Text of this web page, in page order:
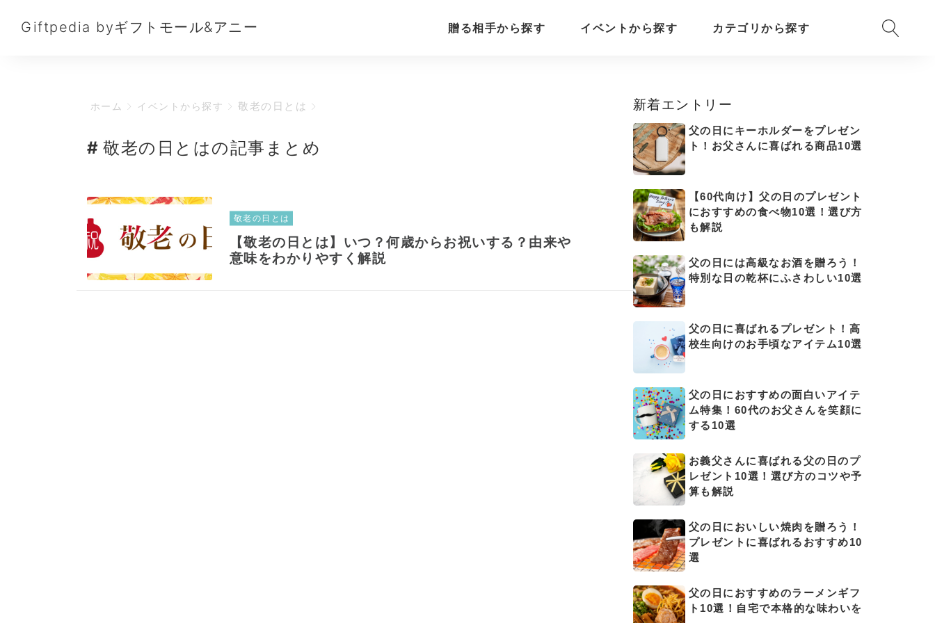
Giftpedia byギフトモール&アニー 贈る相手から探す イベントから探す カテゴリから探す
ホーム イベントから探す 敬老の日とは
敬老の日とはの記事まとめ
敬老の日とは
【敬老の日とは】いつ？何歳からお祝いする？由来や
意味をわかりやすく解説
新着エントリー
父の日にキーホルダーをプレゼン
ト！お父さんに喜ばれる商品10選
【60代向け】父の日のプレゼント
におすすめの食べ物10選！選び方
も解説
父の日には高級なお酒を贈ろう！
特別な日の乾杯にふさわしい10選
父の日に喜ばれるプレゼント！高
校生向けのお手頃なアイテム10選
父の日におすすめの面白いアイテ
ム特集！60代のお父さんを笑顔に
する10選
お義父さんに喜ばれる父の日のプ
レゼント10選！選び方のコツや予
算も解説
父の日においしい焼肉を贈ろう！
プレゼントに喜ばれるおすすめ10
選
父の日におすすめのラーメンギフ
ト10選！自宅で本格的な味わいを